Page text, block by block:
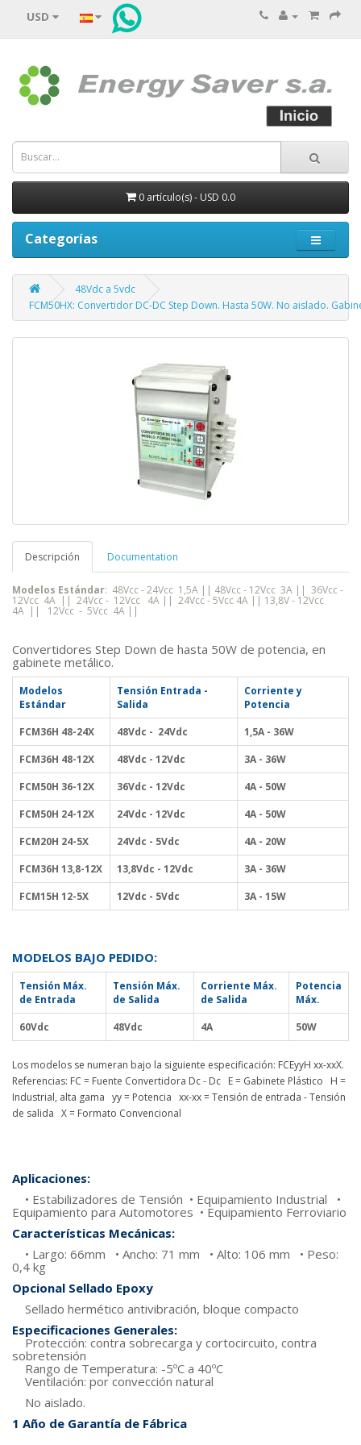
USD
0 artículo(s) - USD 0.0
Categorías
48Vdc a 5vdc
FCM50HX: Convertidor DC-DC Step Down. Hasta 50W. No aislado.
Descripción Documentation
Modelos Estándar: 48Vcc - 24Vcc 1,5A || 48Vcc - 12Vcc 3A || 36Vcc -
12Vcc 4A || 24Vcc - 12Vcc 4A || 24Vcc - 5Vcc 4A || 13,8V - 12Vcc
4A || 12Vcc - 5Vcc 4A ||
Convertidores Step Down de hasta 50W de potencia, en
gabinete metálico.
Modelos
Estándar
Tensión Entrada -
Salida
Corriente y
Potencia
FCM36H 48-24X
48Vdc - 24Vdc
1,5A - 36W
FCM36H 48-12X 48Vdc - 12Vdc
3A - 36W
FCM50H 36-12X 36Vdc - 12Vdc
4A - 50W
FCM50H 24-12X 24Vdc - 12Vdc
4A - 50W
FCM20H 24-5X 24Vdc - 5Vdc
4A - 20W
FCM36H 13,8-12X 13,8Vdc - 12Vdc
3A - 36W
FCM15H 12-5X 12Vdc - 5Vdc 3A - 15W
MODELOS BAJO PEDIDO:
Tensión Máx.
de Entrada
Tensión Máx.
de Salida
Corriente Máx.
de Salida
Potencia
Máx.
60Vdc
48Vdc 4A 50W
Los modelos se numeran bajo la siguiente especificación: FCEyyH xx-xxX.
Referencias: FC = Fuente Convertidora Dc - Dc E = Gabinete Plástico H =
Industrial, alta gama yy = Potencia xx-xx = Tensión de entrada - Tensión
de salida X = Formato Convencional
Aplicaciones:
• Estabilizadores de Tensión • Equipamiento Industrial •
Equipamiento para Automotores • Equipamiento Ferroviario
Características Mecánicas:
• Largo: 66mm • Ancho: 71 mm • Alto: 106 mm • Peso:
0,4 kg
Opcional Sellado Epoxy
Sellado hermético antivibración, bloque compacto
Especificaciones Generales:
Protección: contra sobrecarga y cortocircuito, contra
sobretensión
Rango de Temperatura: -5ºC a 40ºC
Ventilación: por convección natural
No aislado.
1 Año de Garantía de Fábrica